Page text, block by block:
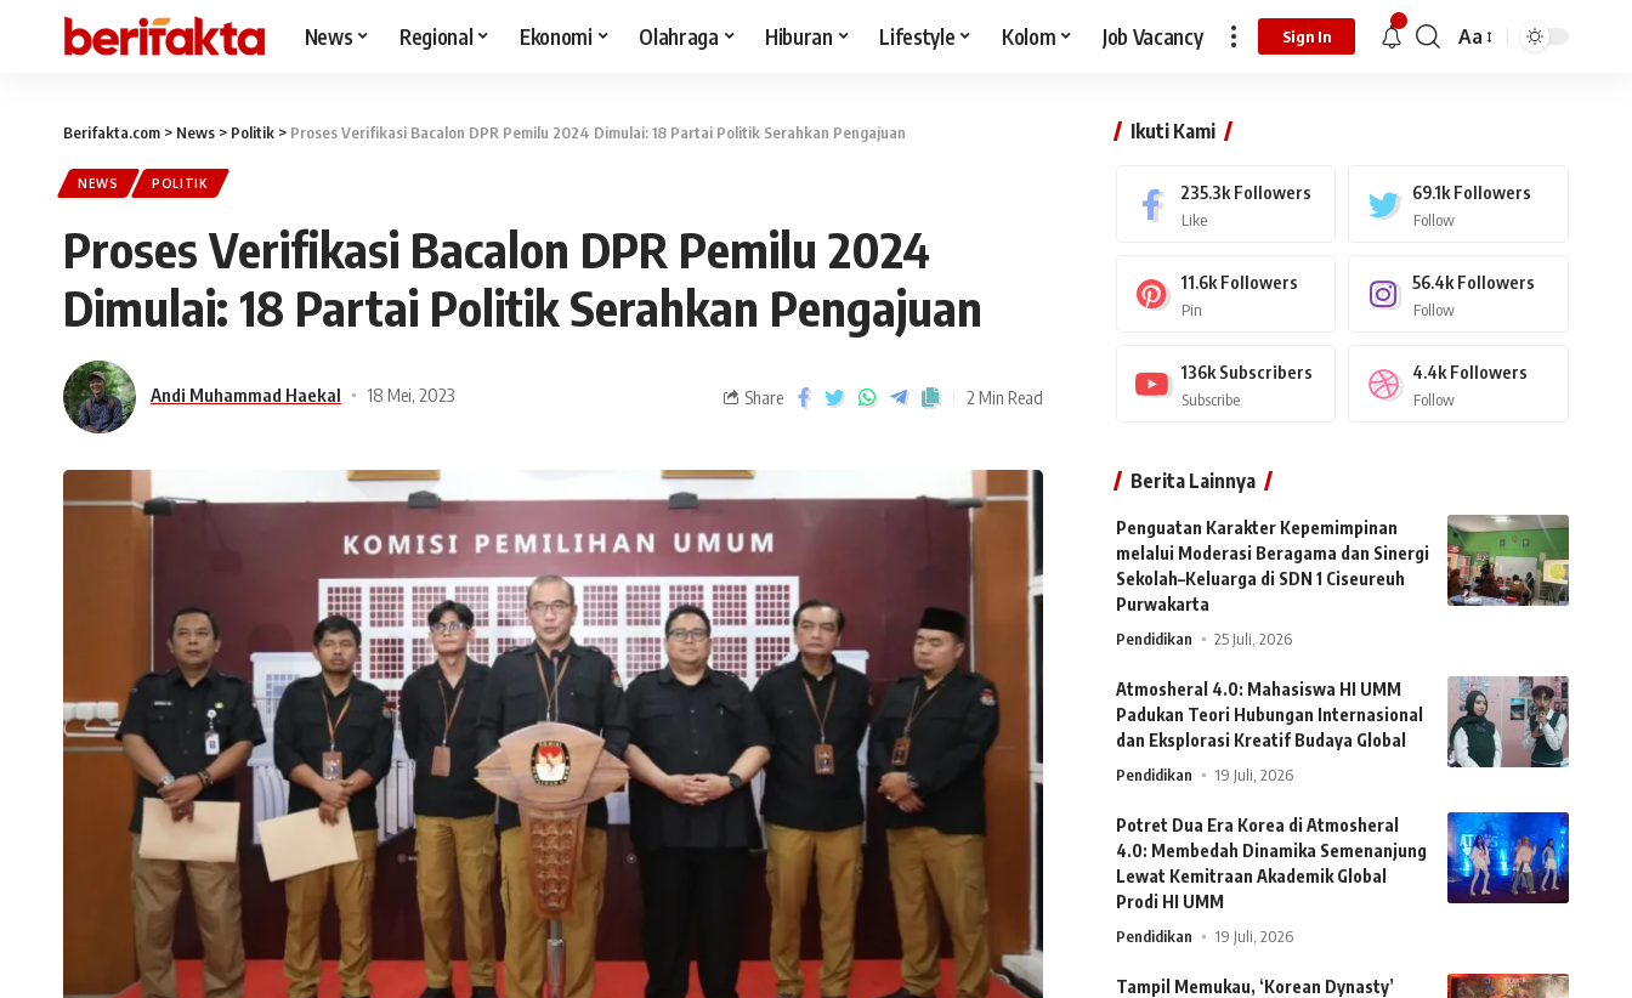
News Regional Ekonomi Olahraga Hiburan Lifestyle Kolom Job Vacancy Sign In Aa
Berifakta.com > News > Politik > Proses Verifikasi Bacalon DPR Pemilu 2024 Dimulai: 18 Partai Politik Serahkan Pengajuan
NEWS POLITIK
Proses Verifikasi Bacalon DPR Pemilu 2024
Dimulai: 18 Partai Politik Serahkan Pengajuan
Andi Muhammad Haekal 18 Mei, 2023 Share 2 Min Read
Ikuti Kami
235.3k Followers
Like
69.1k Followers
Follow
11.6k Followers
Pin
56.4k Followers
Follow
136k Subscribers
Subscribe
4.4k Followers
Follow
Berita Lainnya
Penguatan Karakter Kepemimpinan
melalui Moderasi Beragama dan Sinergi
Sekolah–Keluarga di SDN 1 Ciseureuh
Purwakarta
Pendidikan 25 Juli, 2026
Atmosheral 4.0: Mahasiswa HI UMM
Padukan Teori Hubungan Internasional
dan Eksplorasi Kreatif Budaya Global
Pendidikan 19 Juli, 2026
Potret Dua Era Korea di Atmosheral
4.0: Membedah Dinamika Semenanjung
Lewat Kemitraan Akademik Global
Prodi HI UMM
Pendidikan 19 Juli, 2026
Tampil Memukau, ‘Korean Dynasty’